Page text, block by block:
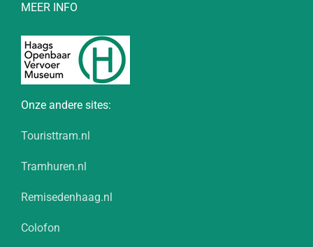
MEER INFO
Onze andere sites:
Touristtram.nl
Tramhuren.nl
Remisedenhaag.nl
Colofon